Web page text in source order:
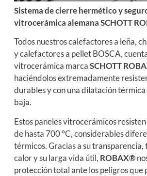
Sistema de cierre hermético y
vitrocerámica alemana SCHOTT
Todos nuestros calefactores a leña,
y calefactores a pellet BOSCA,
vitrocerámica marcaSCHOTT
haciéndolos extremadamente
durables y con una dilatación
baja.
Estos paneles vitrocerámicos
de hasta 700 °C, considerables
térmicos. Gracias a su transparencia,
calor y su larga vida útil, ROBAX®
protección total ante los peligros que